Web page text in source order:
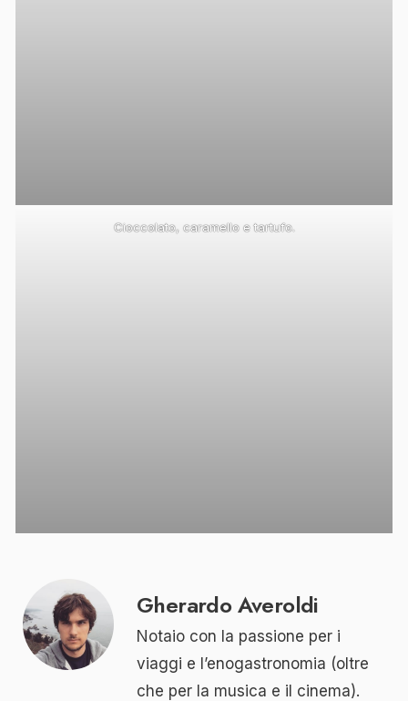
Cioccolato, caramello e tartufo.
Gherardo Averoldi
Notaio con la passione per i
viaggi e l’enogastronomia (oltre
che per la musica e il cinema).